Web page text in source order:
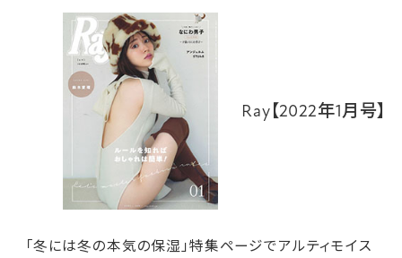
Ray【2022年1月号】
「冬には冬の本気の保湿」特集ページでアルティモイス